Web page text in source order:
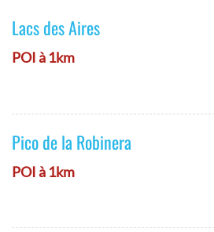
Lacs des Aires
POI à 1km
Pico de la Robinera
POI à 1km